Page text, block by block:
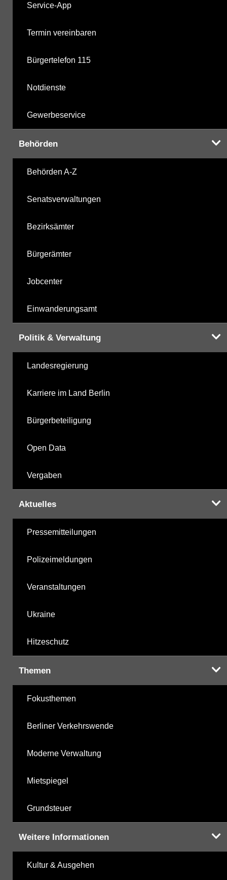
Service-App
Termin vereinbaren
Bürgertelefon 115
Notdienste
Gewerbeservice
Behörden
Behörden A-Z
Senatsverwaltungen
Bezirksämter
Bürgerämter
Jobcenter
Einwanderungsamt
Politik & Verwaltung
Landesregierung
Karriere im Land Berlin
Bürgerbeteiligung
Open Data
Vergaben
Aktuelles
Pressemitteilungen
Polizeimeldungen
Veranstaltungen
Ukraine
Hitzeschutz
Themen
Fokusthemen
Berliner Verkehrswende
Moderne Verwaltung
Mietspiegel
Grundsteuer
Weitere Informationen
Kultur & Ausgehen